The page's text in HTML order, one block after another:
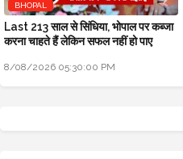
BHOPAL
Last 213 साल से सिंधिया, भोपाल पर कब्जा
करना चाहते हैं लेकिन सफल नहीं हो पाए
8/08/2026 05:30:00 PM